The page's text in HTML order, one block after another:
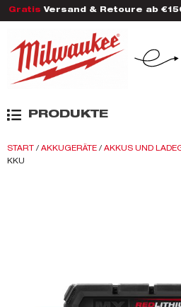
Gratis Versand & Retoure ab
PRODUKTE
START / AKKUGERÄTE / AKKUS UND
KKU